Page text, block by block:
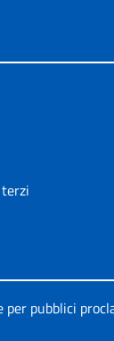
pubblici